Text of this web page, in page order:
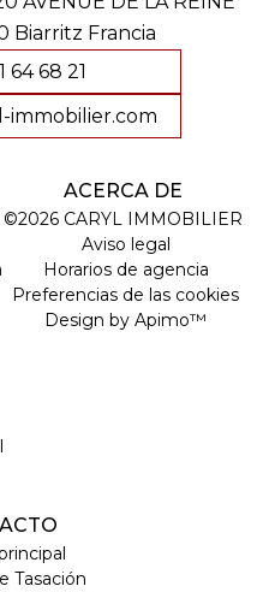
Biarritz Francia
64 68 21
immobilier.com
ACERCA DE
©2026 CARYL IMMOBILIER
Aviso legal
Horarios de agencia
Preferencias de las cookies
Design byApimo™
Tasación